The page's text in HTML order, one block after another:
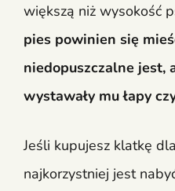
większą niż wysokość
pies powinien się
niedopuszczalne jest,
wystawały mu łapy
Jeśli kupujesz klatkę
najkorzystniej jest